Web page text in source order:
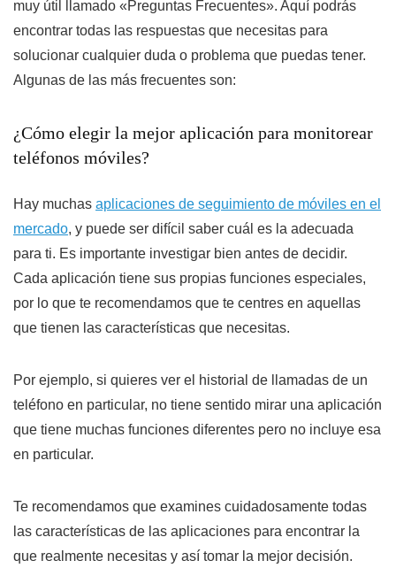
muy útil llamado «Preguntas Frecuentes». Aquí podrás
encontrar todas las respuestas que necesitas para
solucionar cualquier duda o problema que puedas tener.
Algunas de las más frecuentes son:
¿Cómo elegir la mejor aplicación para monitorear
teléfonos móviles?
Hay muchas aplicaciones de seguimiento de móviles en el
mercado, y puede ser difícil saber cuál es la adecuada
para ti. Es importante investigar bien antes de decidir.
Cada aplicación tiene sus propias funciones especiales,
por lo que te recomendamos que te centres en aquellas
que tienen las características que necesitas.
Por ejemplo, si quieres ver el historial de llamadas de un
teléfono en particular, no tiene sentido mirar una aplicación
que tiene muchas funciones diferentes pero no incluye esa
en particular.
Te recomendamos que examines cuidadosamente todas
las características de las aplicaciones para encontrar la
que realmente necesitas y así tomar la mejor decisión.